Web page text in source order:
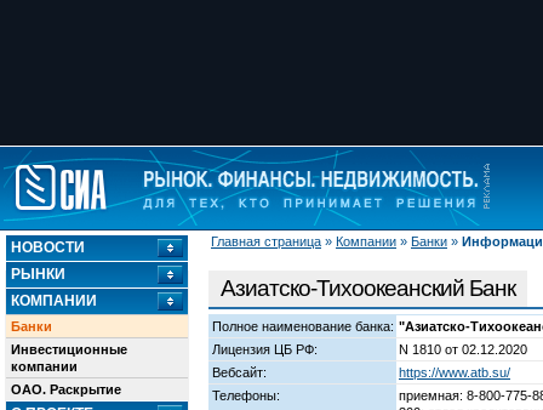
Главная страница » Компании » Банки »
НОВОСТИ
РЫНКИ
КОМПАНИИ
Банки
Инвестиционные
компании
ОАО. Раскрытие
Азиатско-Тихоокеанский Банк
Полное наименование банка: "Азиатско-
Лицензия ЦБ РФ:
N 1810 от 02.12.2020
Вебсайт:
https://www.atb.su/
Телефоны:
приемная: 8-800-775-